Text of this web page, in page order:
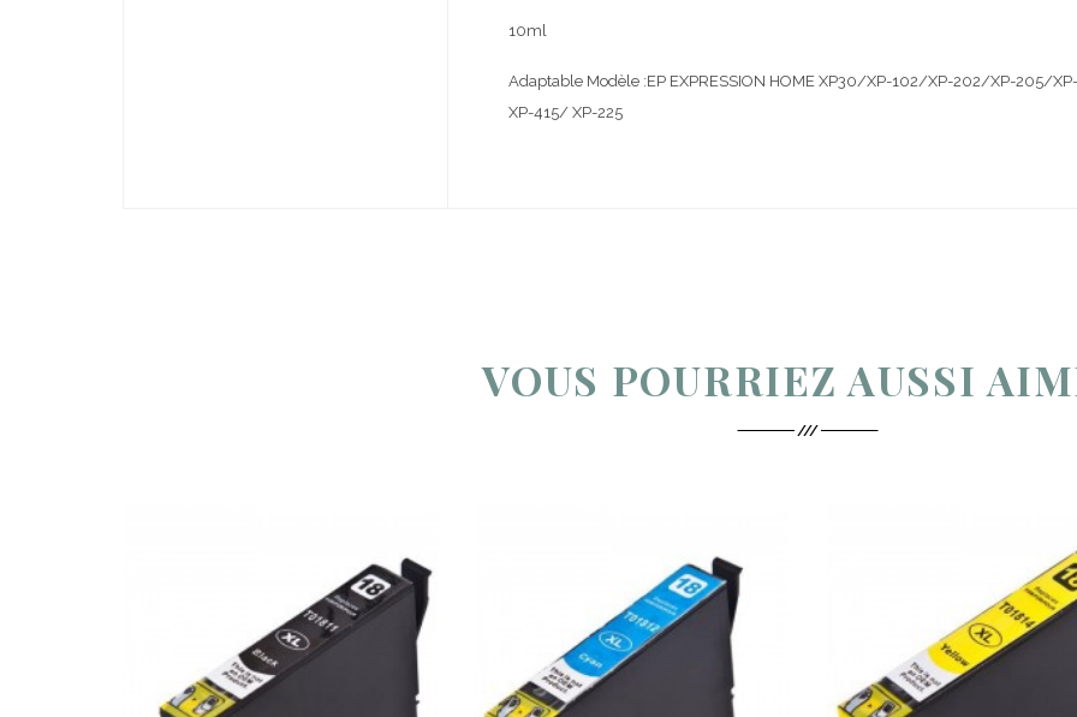
10ml
Adaptable Modèle :EP EXPRESSION HOME XP30/XP-102/XP-202/XP-
XP-415/ XP-225
VOUS POURRIEZ AUSSI